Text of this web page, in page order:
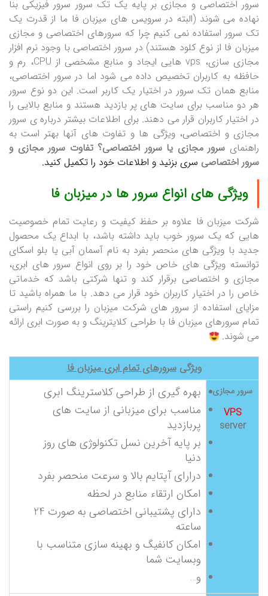
سرور اختصاصی و مجازی بر پایه یک تک سرور سرور فیزیکی بنا
نهاده می شوند (البته در سرویس های میزبان فا ما از قدرت یک
تک سرور استفاده نمی کنیم چرا که سرورهای اختصاصی و مجازی
میزبان فا از نوع کلود هستند) در سرور اختصاصی با وجود نرم افزار
مجازی سازی، vps هایی ایجاد و منابع مشخصی از CPU، رم و
حافظه به کاربران تخصیص داده می شود اما در سرور اختصاصی،
منابع همان تک سرور در اختیار یک کاربر است. این دو نوع سرور
هر دو مناسب برای سایت های پر بازدید هستند و منابع بالایی را
در اختیار کاربران قرار می دهند. برای اطلاعات بیشتر درباره ی سرور
مجازی و اختصاصی، ویژگی ها و تفاوت های آنها بهتر است به
راهنمای سرور مجازی یا سرور اختصاصی؟ تفاوت سرور مجازی و
سرور اختصاصی سری بزنید و اطلاعات خود را تکمیل کنید.
ویژگی های انواع سرور ها در میزبان فا
شرکت میزبان فا علاوه بر حفظ کیفیت و رعایت تمام خصوصیت
هایی که یک سرور خوب باید داشته باشد، با ابداع یک محصول
جدید با ویژگی های منحصر بفرد به نام آسمان آبی یا بلو اسکای
توانسته ویژگی های خاص خود را بر روی انواع سرور های ابری،
مجازی و اختصاصی برقرار کند و تنها شرکتی باشد که خدماتی
خاص را در اختیار کاربران خود قرار می دهد. با ما همراه باشید تا
مزایای استفاده از سرور های شرکت میزبان را بررسی کنیم راستی
تمام سرورهای میزبان فا با طراحی کلایترینگ و به صورت ابری ارائه
می شوند.
ویژگیسرورهای تمام ابری میزبان فا
سرور مجازی
VPS
server
بهره گیری از طراحی کلاسترینگ ابری
مناسب برای میزبانی از سایت های
پربازدید
بر پایه آخرین نسل تکنولوژی های روز
دنیا
درارای آپتایم بالا و سرعت منحصر بفرد
امکان ارتقاء منابع در لحظه
دارای پشتیبانی اختصاصی به صورت 24
ساعته
امکان کانفیگ و بهینه سازی متناسب با
وبسایت شما
و…